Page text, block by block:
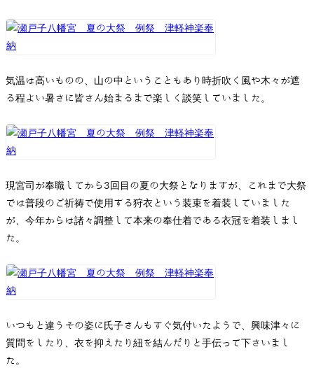
気温は高いものの、山の中ということもあり時折吹く風や木々が遮
る程よい暑さに皆さん始まるまで楽しく談笑していました。
現宮司が奉職してから3回目の夏の大祭となりますが、これまで大祭
では普段のご祈祷で使用する狩衣という装束を着装していました
が、今年からは諸々調整して本来の奉仕着である衣冠を着装しまし
た。
いつもと違うその姿に氏子さんもすぐ気付いたようで、興味津々に
質問をしたり、衣を抑えたり紐を結んだりと手伝って下さいまし
た。